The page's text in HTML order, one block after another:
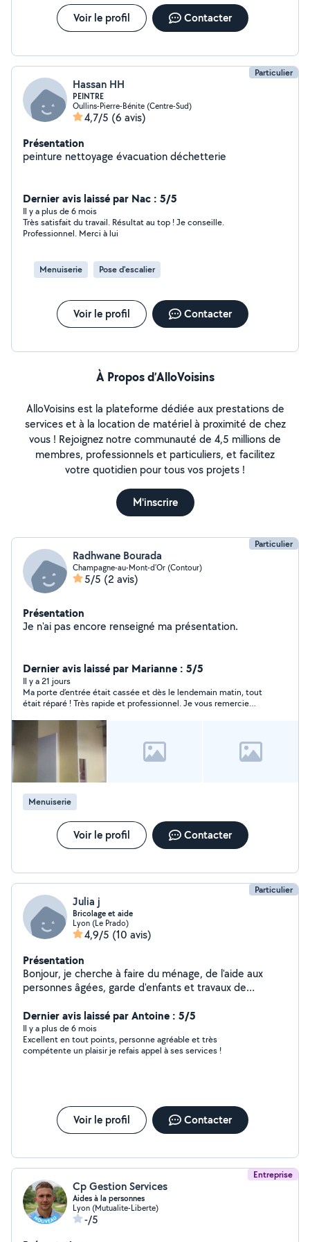
Voir le profil Contacter
Particulier
Hassan HH
PEINTRE
Oullins-Pierre-Bénite (Centre-Sud)
4,7/5 (6 avis)
Présentation
peinture nettoyage évacuation déchetterie
Dernier avis laissé par Nac : 5/5
Il y a plus de 6 mois
Très satisfait du travail. Résultat au top ! Je conseille.
Professionnel. Merci à lui
Menuiserie Pose d'escalier
Voir le profil Contacter
À Propos d’AlloVoisins
AlloVoisins est la plateforme dédiée aux prestations de
services et à la location de matériel à proximité de chez
vous ! Rejoignez notre communauté de 4,5 millions de
membres, professionnels et particuliers, et facilitez
votre quotidien pour tous vos projets !
M'inscrire
Particulier
Radhwane Bourada
Champagne-au-Mont-d'Or (Contour)
5/5 (2 avis)
Présentation
Je n'ai pas encore renseigné ma présentation.
Dernier avis laissé par Marianne : 5/5
Il y a 21 jours
Ma porte d’entrée était cassée et dès le lendemain matin, tout
était réparé ! Très rapide et professionnel. Je vous remercie
Menuiserie
Voir le profil Contacter
Particulier
Julia j
Bricolage et aide
Lyon (Le Prado)
4,9/5 (10 avis)
Présentation
Bonjour, je cherche à faire du ménage, de l'aide aux
personnes âgées, garde d'enfants et travaux de
Dernier avis laissé par Antoine : 5/5
Il y a plus de 6 mois
Excellent en tout points, personne agréable et très
compétente un plaisir je refais appel à ses services !
Voir le profil Contacter
Entreprise
Cp Gestion Services
Aides à la personnes
Lyon (Mutualite-Liberte)
-/5